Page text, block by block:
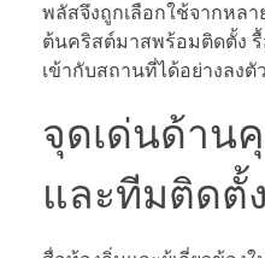
พลัสจึงถูกเลือกใช้จากหลา
ต้นคริสต์มาสพร้อมติดตั้ง
เข้ากับสถานที่ได้อย่างลงตัว
จุดเด่นด้าน
และทีมติดตั้